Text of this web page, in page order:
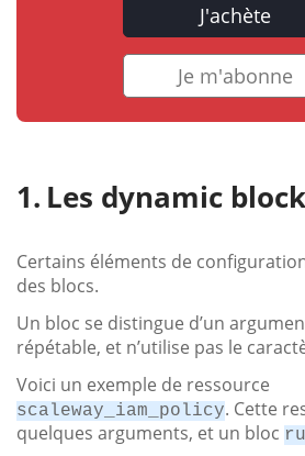
J'achète
Je m'abonne
Les dynamic
Certains éléments de
des blocs.
Un bloc se distingue d’un
répétable, et n’utilise pas le
Voici un exemple de ressource
scaleway_iam_policy. Cette
quelques arguments, et un bloc